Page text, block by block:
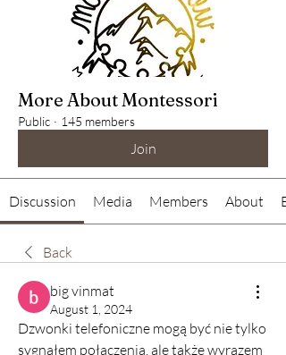
More About Montessori
Public · 145 members
Join
Discussion Media Members About
Back
big vinmat
August 1, 2024
Dzwonki telefoniczne mogą być nie tylko
sygnałem połączenia, ale także wyrazem